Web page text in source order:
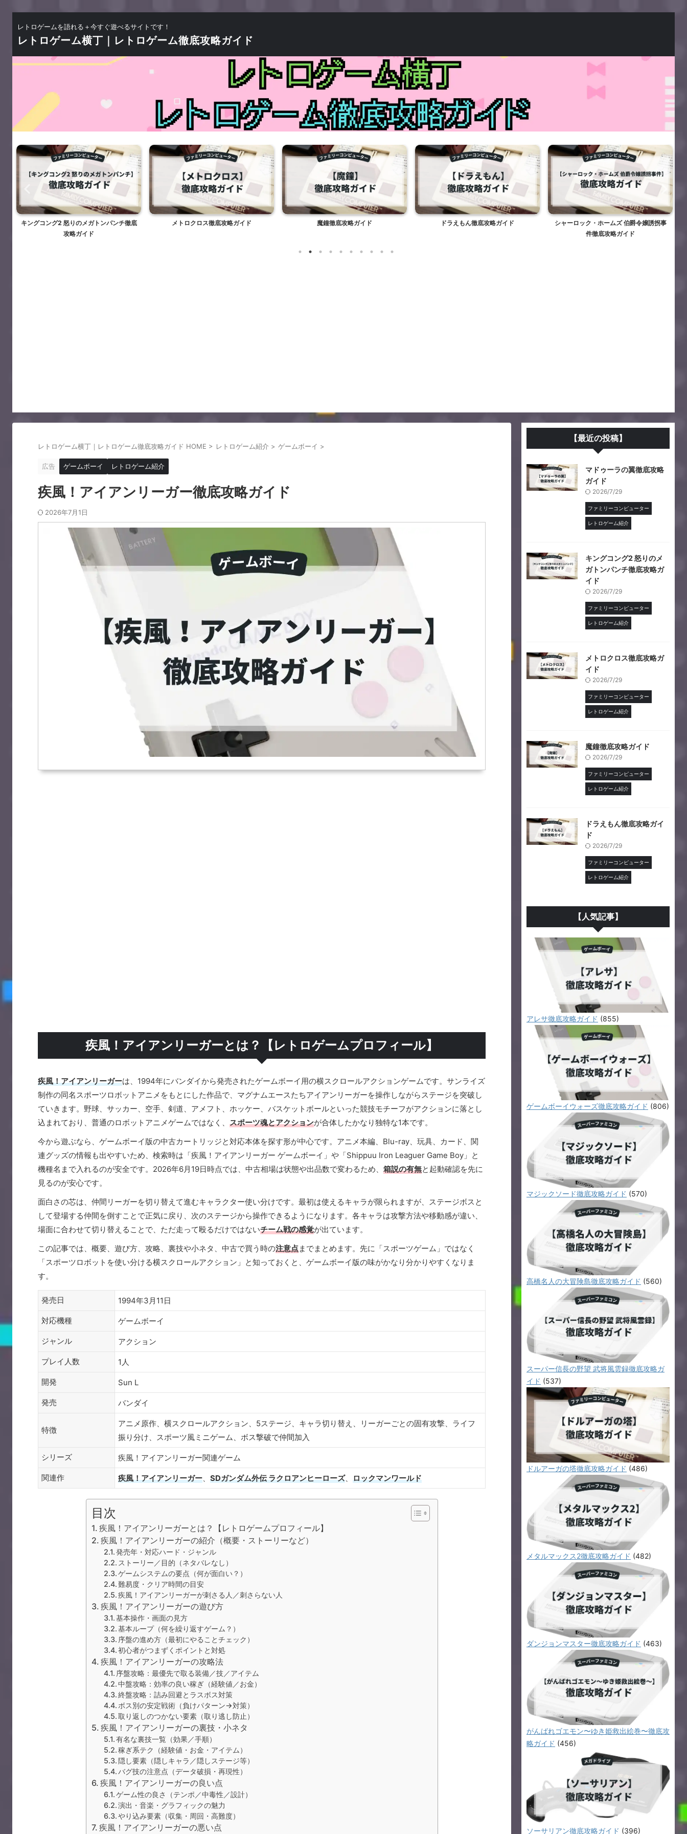
レトロゲームを語れる＋今すぐ遊べるサイトです！
レトロゲーム横丁｜レトロゲーム徹底攻略ガイド
キングコング2 怒りのメガトンパンチ徹底
攻略ガイド
メトロクロス徹底攻略ガイド 魔鐘徹底攻略ガイド ドラえもん徹底攻略ガイド
シャーロック・ホームズ 伯爵令嬢誘拐事
件徹底攻略ガイド
レトロゲーム横丁｜レトロゲーム徹底攻略ガイド HOME > レトロゲーム紹介 > ゲームボーイ >
広告 ゲームボーイ レトロゲーム紹介
疾風！アイアンリーガー徹底攻略ガイド
2026年7月1日
疾風！アイアンリーガーとは？【レトロゲームプロフィール】
疾風！アイアンリーガーは、1994年にバンダイから発売されたゲームボーイ用の横スクロールアクションゲームです。サンライズ
制作の同名スポーツロボットアニメをもとにした作品で、マグナムエースたちアイアンリーガーを操作しながらステージを突破し
ていきます。野球、サッカー、空手、剣道、アメフト、ホッケー、バスケットボールといった競技モチーフがアクションに落とし
込まれており、普通のロボットアニメゲームではなく、 スポーツ魂とアクションが合体したかなり独特な1本です。
今から遊ぶなら、ゲームボーイ版の中古カートリッジと対応本体を探す形が中心です。アニメ本編、Blu-ray、玩具、カード、関
連グッズの情報も出やすいため、検索時は「疾風！アイアンリーガー ゲームボーイ」や「Shippuu Iron Leaguer Game Boy」と
機種名まで入れるのが安全です。2026年6月19日時点では、中古相場は状態や出品数で変わるため、 箱説の有無と起動確認を先に
見るのが安心です。
面白さの芯は、仲間リーガーを切り替えて進むキャラクター使い分けです。最初は使えるキャラが限られますが、ステージボスと
して登場する仲間を倒すことで正気に戻り、次のステージから操作できるようになります。各キャラは攻撃方法や移動感が違い、
場面に合わせて切り替えることで、ただ走って殴るだけではないチーム戦の感覚が出ています。
この記事では、概要、遊び方、攻略、裏技や小ネタ、中古で買う時の注意点までまとめます。先に「スポーツゲーム」ではなく
「スポーツロボットを使い分ける横スクロールアクション」と知っておくと、ゲームボーイ版の味がかなり分かりやすくなりま
す。
発売日 1994年3月11日
対応機種 ゲームボーイ
ジャンル アクション
プレイ人数 1人
開発 Sun L
発売 バンダイ
特徴
アニメ原作、横スクロールアクション、5ステージ、キャラ切り替え、リーガーごとの固有攻撃、ライフ
振り分け、スポーツ風ミニゲーム、ボス撃破で仲間加入
シリーズ 疾風！アイアンリーガー関連ゲーム
関連作 疾風！アイアンリーガー、 SDガンダム外伝 ラクロアンヒーローズ、 ロックマンワールド
目次
疾風！アイアンリーガーとは？【レトロゲームプロフィール】
疾風！アイアンリーガーの紹介（概要・ストーリーなど）
発売年・対応ハード・ジャンル
ストーリー／目的（ネタバレなし）
ゲームシステムの要点（何が面白い？）
難易度・クリア時間の目安
疾風！アイアンリーガーが刺さる人／刺さらない人
疾風！アイアンリーガーの遊び方
基本操作・画面の見方
基本ループ（何を繰り返すゲーム？）
序盤の進め方（最初にやることチェック）
初心者がつまずくポイントと対処
疾風！アイアンリーガーの攻略法
序盤攻略：最優先で取る装備／技／アイテム
中盤攻略：効率の良い稼ぎ（経験値／お金）
終盤攻略：詰み回避とラスボス対策
ボス別の安定戦術（負けパターン→対策）
取り返しのつかない要素（取り逃し防止）
疾風！アイアンリーガーの裏技・小ネタ
有名な裏技一覧（効果／手順）
稼ぎ系テク（経験値・お金・アイテム）
隠し要素（隠しキャラ／隠しステージ等）
バグ技の注意点（データ破損・再現性）
疾風！アイアンリーガーの良い点
ゲーム性の良さ（テンポ／中毒性／設計）
演出・音楽・グラフィックの魅力
やり込み要素（収集・周回・高難度）
疾風！アイアンリーガーの悪い点
【最近の投稿】
マドゥーラの翼徹底攻略
ガイド
2026/7/29
ファミリーコンピューター
レトロゲーム紹介
キングコング2 怒りのメ
ガトンパンチ徹底攻略ガ
イド
2026/7/29
ファミリーコンピューター
レトロゲーム紹介
メトロクロス徹底攻略ガ
イド
2026/7/29
ファミリーコンピューター
レトロゲーム紹介
魔鐘徹底攻略ガイド
2026/7/29
ファミリーコンピューター
レトロゲーム紹介
ドラえもん徹底攻略ガイ
ド
2026/7/29
ファミリーコンピューター
レトロゲーム紹介
【人気記事】
アレサ徹底攻略ガイド (855)
ゲームボーイウォーズ徹底攻略ガイド (806)
マジックソード徹底攻略ガイド (570)
高橋名人の大冒険島徹底攻略ガイド (560)
スーパー信長の野望 武将風雲録徹底攻略ガ
イド (537)
ドルアーガの塔徹底攻略ガイド (486)
メタルマックス2徹底攻略ガイド (482)
ダンジョンマスター徹底攻略ガイド (463)
がんばれゴエモン〜ゆき姫救出絵巻〜徹底攻
略ガイド (456)
ソーサリアン徹底攻略ガイド (396)